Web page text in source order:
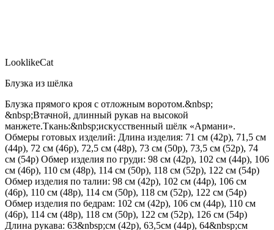
LooklikeCat
Блузка из шёлка
Блузка прямого кроя с отложным воротом.&nbsp;
&nbsp;Втачной, длинный рукав на высокой
манжете.Ткань:&nbsp;искусственный шёлк «Армани».
Обмеры готовых изделий: Длина изделия: 71 см (42р), 71,5 см
(44р), 72 см (46р), 72,5 см (48р), 73 см (50р), 73,5 см (52р), 74
см (54р) Обмер изделия по груди: 98 см (42р), 102 см (44р), 106
см (46р), 110 см (48р), 114 см (50р), 118 см (52р), 122 см (54р)
Обмер изделия по талии: 98 см (42р), 102 см (44р), 106 см
(46р), 110 см (48р), 114 см (50р), 118 см (52р), 122 см (54р)
Обмер изделия по бедрам: 102 см (42р), 106 см (44р), 110 см
(46р), 114 см (48р), 118 см (50р), 122 см (52р), 126 см (54р)
Длина рукава: 63&nbsp;см (42р), 63,5см (44р), 64&nbsp;см